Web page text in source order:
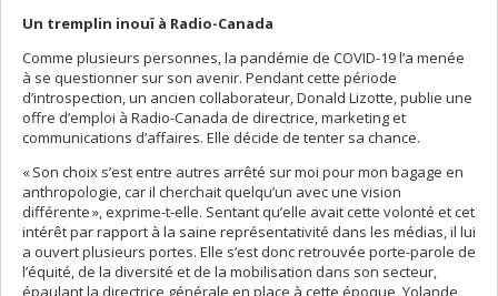
Un tremplin inouï à Radio-Canada
Comme plusieurs personnes, la pandémie de COVID-19 l’a menée
à se questionner sur son avenir. Pendant cette période
d’introspection, un ancien collaborateur, Donald Lizotte, publie une
offre d’emploi à Radio-Canada de directrice, marketing et
communications d’affaires. Elle décide de tenter sa chance.
« Son choix s’est entre autres arrêté sur moi pour mon bagage en
anthropologie, car il cherchait quelqu’un avec une vision
différente », exprime-t-elle. Sentant qu’elle avait cette volonté et cet
intérêt par rapport à la saine représentativité dans les médias, il lui
a ouvert plusieurs portes. Elle s’est donc retrouvée porte-parole de
l’équité, de la diversité et de la mobilisation dans son secteur,
épaulant la directrice générale en place à cette époque, Yolande